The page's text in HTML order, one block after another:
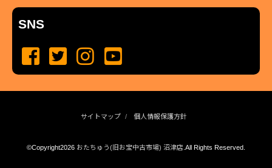
SNS
サイトマップ 個人情報保護方針
©Copyright2026 おたちゅう(旧お宝中古市場) 沼津店.All Rights Reserved.